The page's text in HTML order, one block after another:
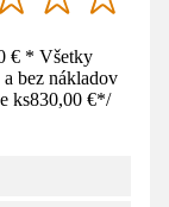
€ * Všetky
bez nákladov
ks830,00 €*/